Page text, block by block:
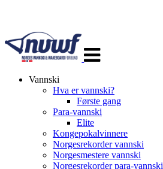
navigasjon
Vannski
Hva er vannski?
Første gang
Para-vannski
Elite
Kongepokalvinnere
Norgesrekorder vannski
Norgesmestere vannski
Norgesrekorder para-vannski